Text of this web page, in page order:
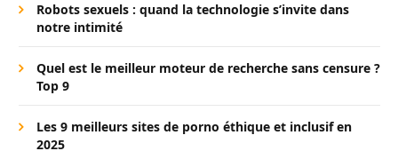
Robots sexuels : quand la technologie s’invite dans
notre intimité
Quel est le meilleur moteur de recherche sans censure ?
Top 9
Les 9 meilleurs sites de porno éthique et inclusif en
2025